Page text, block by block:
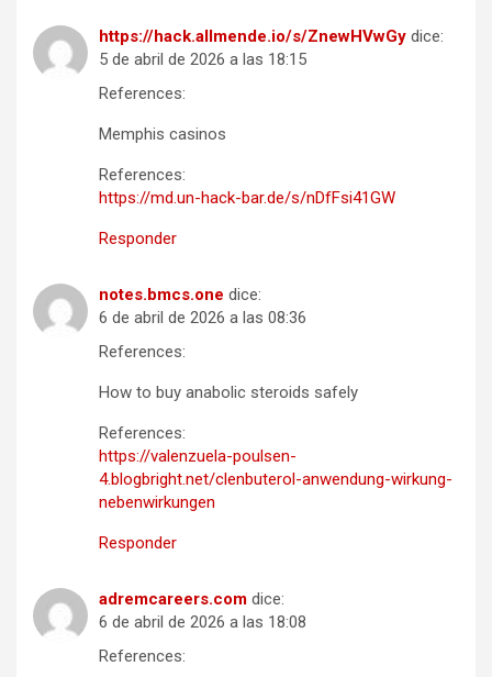
https://hack.allmende.io/s/ZnewHVwGy dice:
5 de abril de 2026 a las 18:15
References:
Memphis casinos
References:
https://md.un-hack-bar.de/s/nDfFsi41GW
Responder
notes.bmcs.one dice:
6 de abril de 2026 a las 08:36
References:
How to buy anabolic steroids safely
References:
https://valenzuela-poulsen-
4.blogbright.net/clenbuterol-anwendung-wirkung-
nebenwirkungen
Responder
adremcareers.com dice:
6 de abril de 2026 a las 18:08
References: